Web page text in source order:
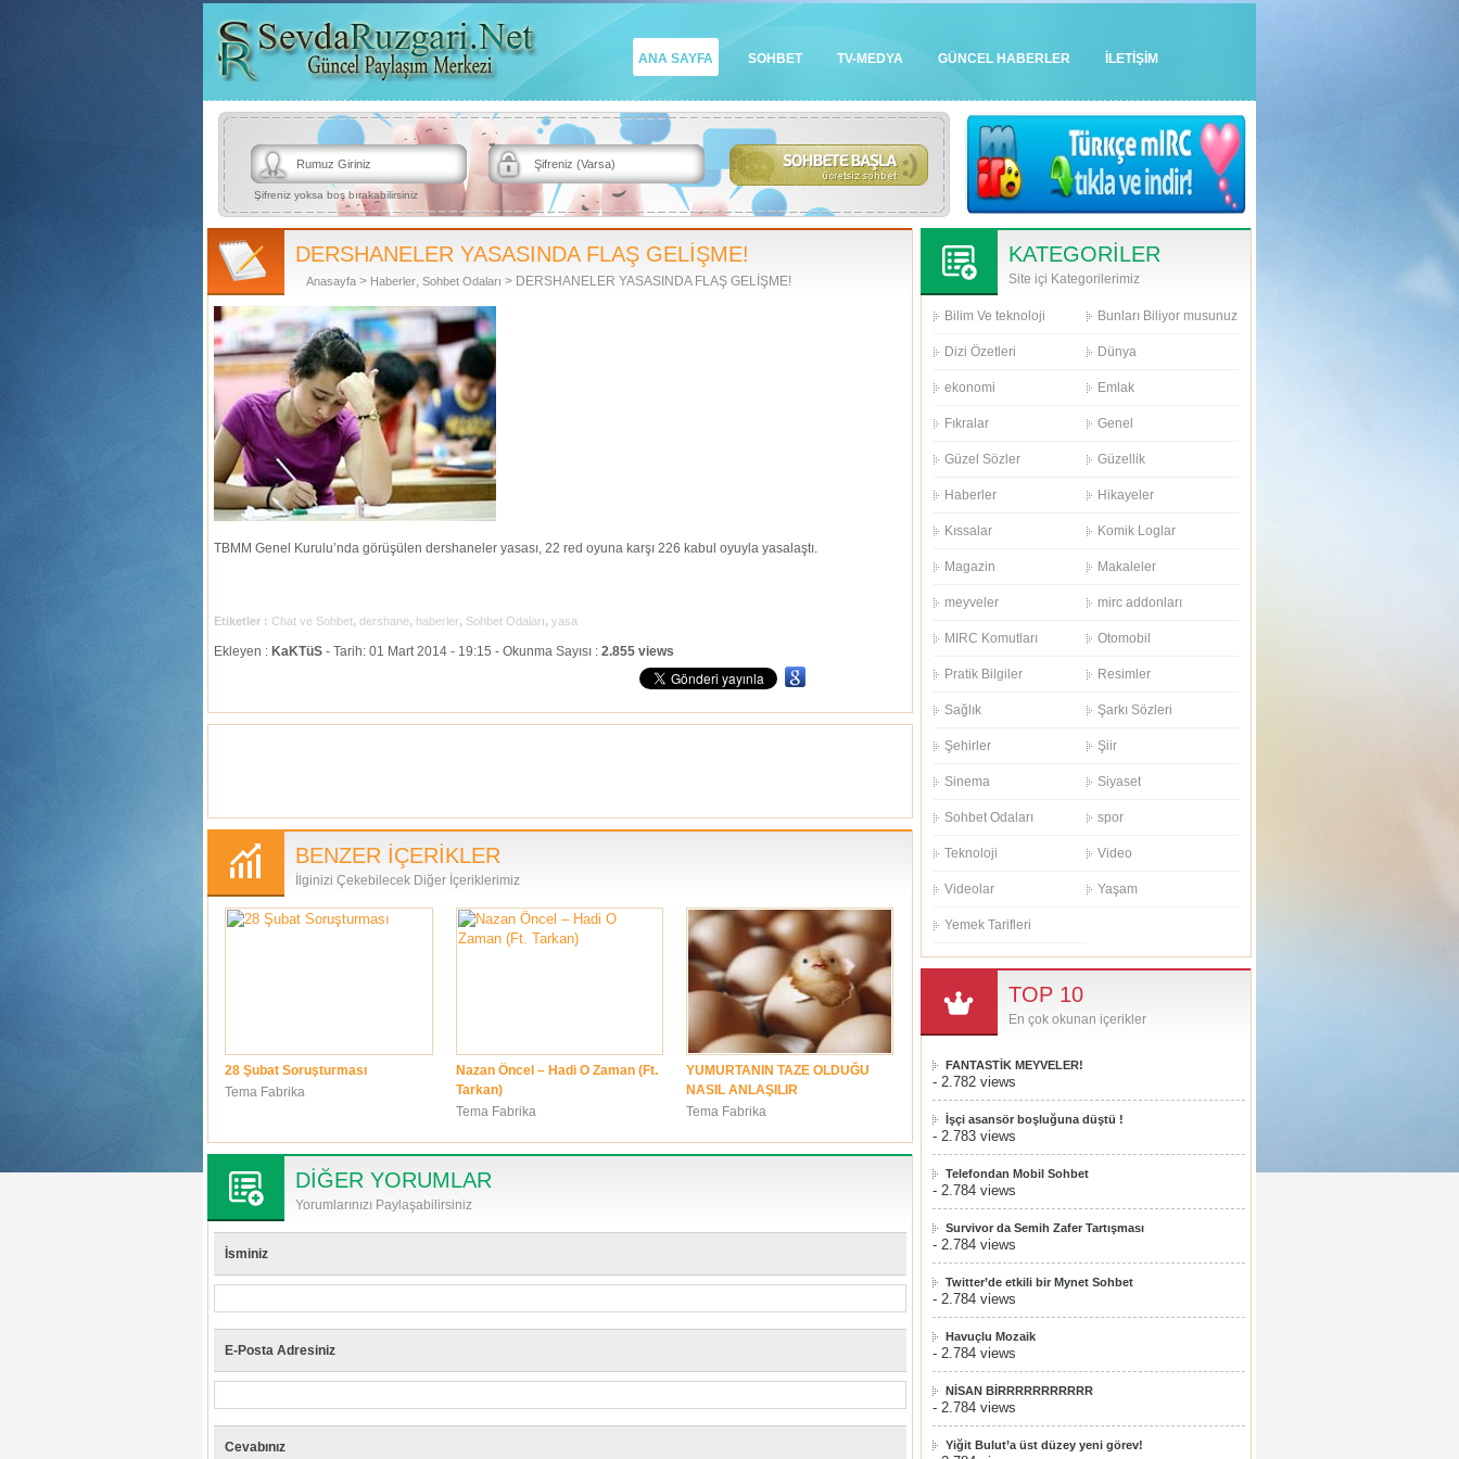
ANA SAYFA SOHBET TV-MEDYA GÜNCEL HABERLER İLETİŞİM
Şifreniz yoksa boş bırakabilirsiniz
DERSHANELER YASASINDA FLAŞ GELİŞME!
Anasayfa > Haberler, Sohbet Odaları > DERSHANELER YASASINDA FLAŞ GELİŞME!
TBMM Genel Kurulu’nda görüşülen dershaneler yasası, 22 red oyuna karşı 226 kabul oyuyla yasalaştı.
Etiketler : Chat ve Sohbet, dershane, haberler, Sohbet Odaları, yasa
Ekleyen : KaKTüS - Tarih: 01 Mart 2014 - 19:15 - Okunma Sayısı : 2.855 views
BENZER İÇERİKLER
İlginizi Çekebilecek Diğer İçeriklerimiz
28 Şubat Soruşturması
Tema Fabrika
Nazan Öncel – Hadi O Zaman (Ft.
Tarkan)
Tema Fabrika
YUMURTANIN TAZE OLDUĞU
NASIL ANLAŞILIR
Tema Fabrika
DİĞER YORUMLAR
Yorumlarınızı Paylaşabilirsiniz
İsminiz
E-Posta Adresiniz
Cevabınız
KATEGORİLER
Site içi Kategorilerimiz
Bilim Ve teknoloji Bunları Biliyor musunuz
Dizi Özetleri Dünya
ekonomi Emlak
Fıkralar Genel
Güzel Sözler Güzellik
Haberler Hikayeler
Kıssalar Komik Loglar
Magazin Makaleler
meyveler mirc addonları
MIRC Komutları Otomobil
Pratik Bilgiler Resimler
Sağlık Şarkı Sözleri
Şehirler Şiir
Sinema Siyaset
Sohbet Odaları spor
Teknoloji Video
Videolar Yaşam
Yemek Tarifleri
TOP 10
En çok okunan içerikler
FANTASTİK MEYVELER!
- 2.782 views
İşçi asansör boşluğuna düştü !
- 2.783 views
Telefondan Mobil Sohbet
- 2.784 views
Survivor da Semih Zafer Tartışması
- 2.784 views
Twitter’de etkili bir Mynet Sohbet
- 2.784 views
Havuçlu Mozaik
- 2.784 views
NİSAN BİRRRRRRRRRRR
- 2.784 views
Yiğit Bulut’a üst düzey yeni görev!